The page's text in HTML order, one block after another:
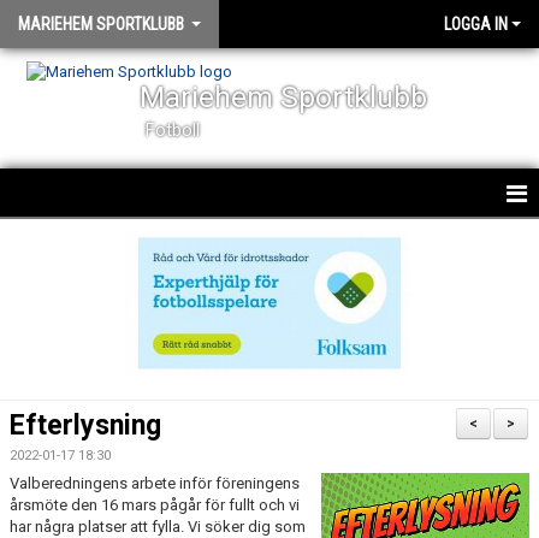
MARIEHEM SPORTKLUBB LOGGA IN
Mariehem Sportklubb
Fotboll
FÖR VÅRA LEDARE
MSK SUPPORTER
>
<
Efterlysning
2022-01-17 18:30
Valberedningens arbete inför föreningens
årsmöte den 16 mars pågår för fullt och vi
har några platser att fylla. Vi söker dig som